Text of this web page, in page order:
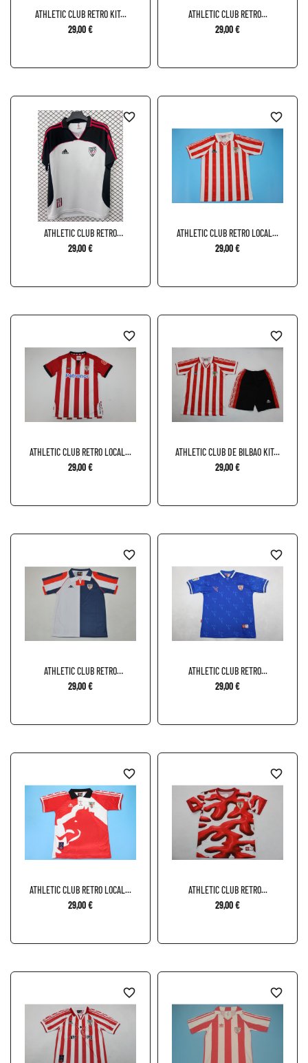
ATHLETIC CLUB RETRO KIT...
29,00 €
ATHLETIC CLUB RETRO...
29,00 €
ATHLETIC CLUB RETRO
TERCERA...
29,00 €
favorite_border
ATHLETIC CLUB RETRO LOCAL...
29,00 €
favorite_border
ATHLETIC CLUB RETRO LOCAL...
29,00 €
favorite_border
ATHLETIC CLUB DE BILBAO KIT...
29,00 €
favorite_border
ATHLETIC CLUB RETRO
TERCERA...
29,00 €
favorite_border
ATHLETIC CLUB RETRO...
29,00 €
favorite_border
ATHLETIC CLUB RETRO LOCAL...
29,00 €
favorite_border
ATHLETIC CLUB RETRO...
29,00 €
favorite_border
favorite_border favorite_border